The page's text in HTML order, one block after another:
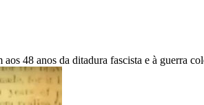
48 anos da ditadura fascista e à guerra